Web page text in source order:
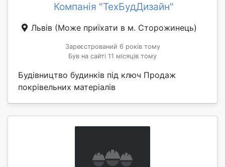
Компанія "ТехБудДизайн"
Львів (Може приїхати в м. Сторожинець)
Зареєстрований 6 років тому
Був на сайті 11 місяців тому
Будівництво будинків під ключ Продаж
покрівельних матеріалів